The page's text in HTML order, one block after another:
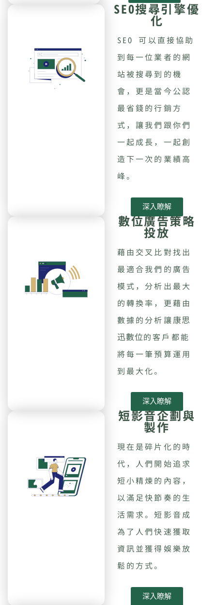
SEO搜尋引擎優
化
SEO 可以直接協助
到每一位業者的網
站被搜尋到的機
會，更是當今公認
最省錢的行銷方
式，讓我們跟你們
一起成長，一起創
造下一次的業績高
峰。
深入瞭解
數位廣告策略
投放
藉由交叉比對找出
最適合我們的廣告
模式，分析出最大
的轉換率，更藉由
數據的分析讓康思
迅數位的客戶都能
將每一筆預算運用
到最大化。
深入瞭解
短影音企劃與
製作
現在是碎片化的時
代，人們開始追求
短小精煉的內容，
以滿足快節奏的生
活需求。短影音成
為了人們快速獲取
資訊並獲得娛樂放
鬆的方式。
深入瞭解